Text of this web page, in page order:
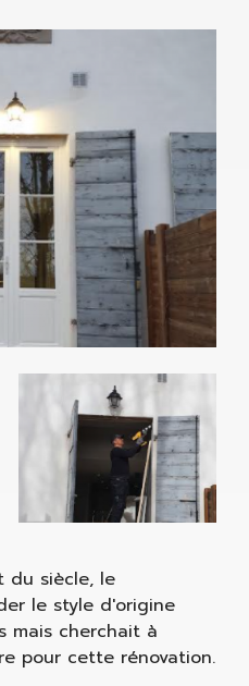
du siècle, le
le style d'origine
mais cherchait à
pour cette rénovation.